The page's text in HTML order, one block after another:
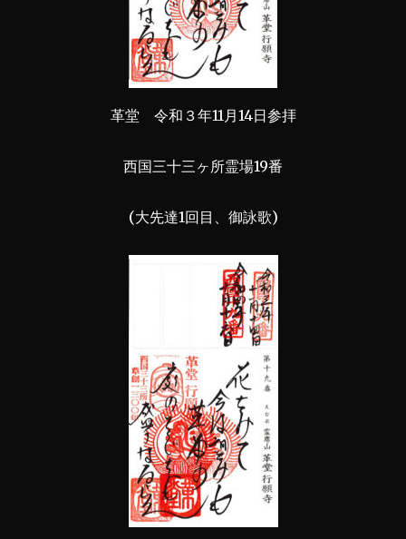
革堂 令和３年11月14日参拝
西国三十三ヶ所霊場19番
(大先達1回目、御詠歌)